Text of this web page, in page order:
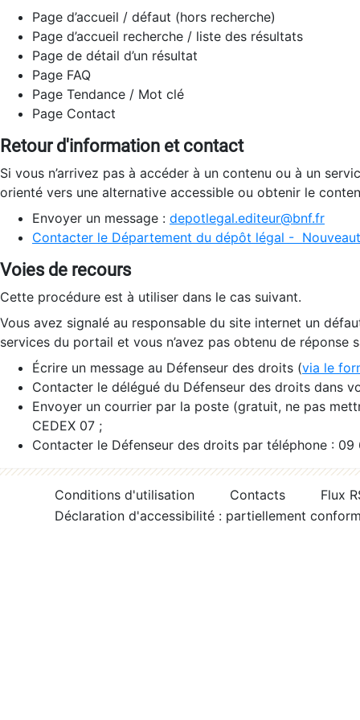
Page d’accueil / défaut (hors recherche)
Page d’accueil recherche / liste des résultats
Page de détail d’un résultat
Page FAQ
Page Tendance / Mot clé
Page Contact
Retour d'information et contact
Si vous n’arrivez pas à accéder à un contenu ou à un
orienté vers une alternative accessible ou obtenir le
Envoyer un message : depotlegal.editeur@bnf.fr
Contacter le Département du dépôt légal -
Voies de recours
Cette procédure est à utiliser dans le cas suivant.
Vous avez signalé au responsable du site internet un
services du portail et vous n’avez pas obtenu de réponse
Écrire un message au Défenseur des droits (via le
Contacter le délégué du Défenseur des droits dans
Envoyer un courrier par la poste (gratuit, ne pas
CEDEX 07 ;
Contacter le Défenseur des droits par téléphone :
Conditions d'utilisation Contacts
Flux
Déclaration d'accessibilité : partiellement